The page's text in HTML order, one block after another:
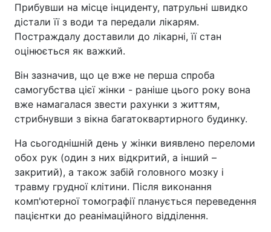
Прибувши на місце інциденту, патрульні швидко
дістали її з води та передали лікарям.
Постраждалу доставили до лікарні, її стан
оцінюється як важкий.
Він зазначив, що це вже не перша спроба
самогубства цієї жінки - раніше цього року вона
вже намагалася звести рахунки з життям,
стрибнувши з вікна багатоквартирного будинку.
На сьогоднішній день у жінки виявлено переломи
обох рук (один з них відкритий, а інший –
закритий), а також забій головного мозку і
травму грудної клітини. Після виконання
комп'ютерної томографії планується переведення
пацієнтки до реанімаційного відділення.